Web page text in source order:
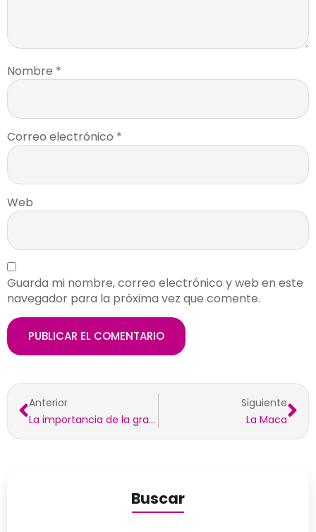
Nombre *
Correo electrónico *
Web
Guarda mi nombre, correo electrónico y web en este
navegador para la próxima vez que comente.
Anterior
La importancia de la gratitud
Siguiente
La Maca
Buscar